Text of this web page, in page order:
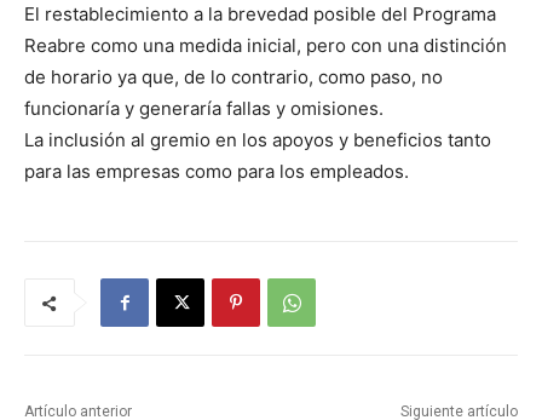
El restablecimiento a la brevedad posible del Programa
Reabre como una medida inicial, pero con una distinción
de horario ya que, de lo contrario, como paso, no
funcionaría y generaría fallas y omisiones.
La inclusión al gremio en los apoyos y beneficios tanto
para las empresas como para los empleados.
Artículo anterior Siguiente artículo